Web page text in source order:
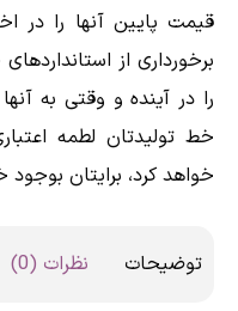
قیمت پایین آنها را در
برخورداری از
را در آینده و وقتی به
خط تولیدتان لطمه
خواهد کرد، برایتان بوجود
توضیحات نظرات (0)